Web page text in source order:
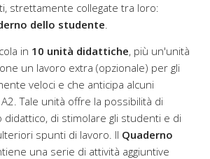
strettamente collegate tra loro:
dello studente.
in 10 unità didattiche, più un'unità
un lavoro extra (opzionale) per gli
veloci e che anticipa alcuni
Tale unità offre la possibilità di
didattico, di stimolare gli studenti e di
spunti di lavoro. Il Quaderno
una serie di attività aggiuntive